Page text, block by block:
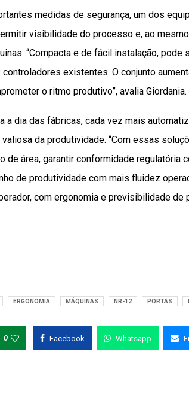
medidas de segurança, um dos
visibilidade do processo e, ao
“Compacta e de fácil instalação,
existentes. O conjunto
o ritmo produtivo”, avalia Giordania.
a dia das fábricas, cada vez mais
valiosa da produtividade. “Com essas
de área, garantir conformidade
de produtividade com mais fluidez
com ergonomia e previsibilidade de
ERGONOMIA MÁQUINAS NR-12 PORTAS
0 Facebook Whatsapp